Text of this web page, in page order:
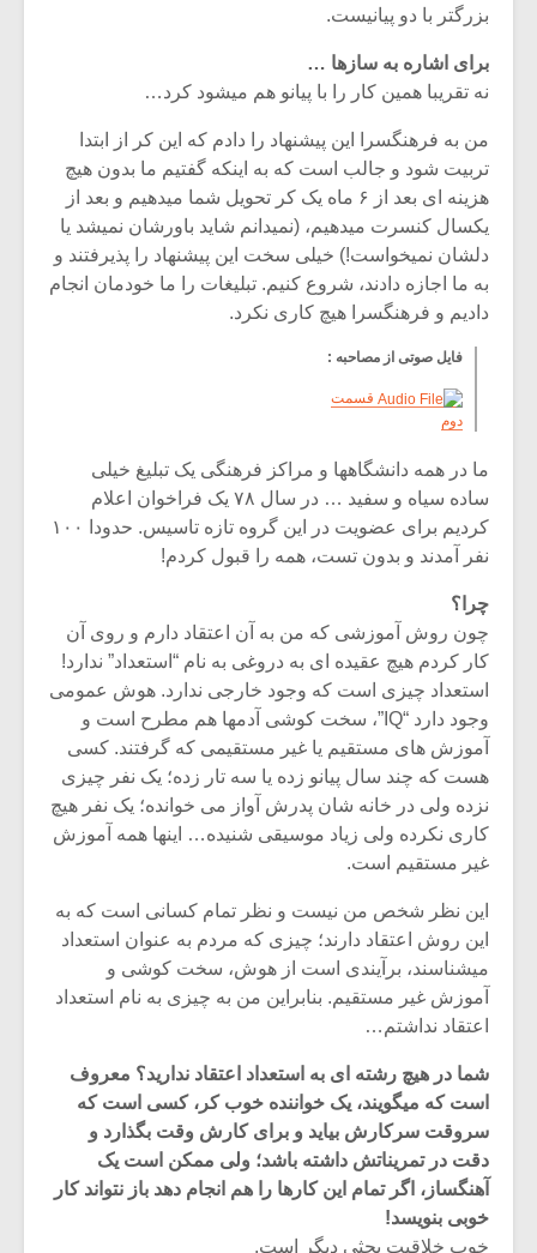
بزرگتر با دو پیانیست.
برای اشاره به سازها …
نه تقریبا همین کار را با پیانو هم میشود کرد…
من به فرهنگسرا این پیشنهاد را دادم که این کر از ابتدا
تربیت شود و جالب است که به اینکه گفتیم ما بدون هیچ
هزینه ای بعد از ۶ ماه یک کر تحویل شما میدهیم و بعد از
یکسال کنسرت میدهیم، (نمیدانم شاید باورشان نمیشد یا
دلشان نمیخواست!) خیلی سخت این پیشنهاد را پذیرفتند و
به ما اجازه دادند، شروع کنیم. تبلیغات را ما خودمان انجام
دادیم و فرهنگسرا هیچ کاری نکرد.
فایل صوتی از مصاحبه :
قسمت
دوم
ما در همه دانشگاهها و مراکز فرهنگی یک تبلیغ خیلی
ساده سیاه و سفید … در سال ۷۸ یک فراخوان اعلام
کردیم برای عضویت در این گروه تازه تاسیس. حدودا ۱۰۰
نفر آمدند و بدون تست، همه را قبول کردم!
چرا؟
چون روش آموزشی که من به آن اعتقاد دارم و روی آن
کار کردم هیچ عقیده ای به دروغی به نام “استعداد” ندارد!
استعداد چیزی است که وجود خارجی ندارد. هوش عمومی
وجود دارد “IQ”، سخت کوشی آدمها هم مطرح است و
آموزش های مستقیم یا غیر مستقیمی که گرفتند. کسی
هست که چند سال پیانو زده یا سه تار زده؛ یک نفر چیزی
نزده ولی در خانه شان پدرش آواز می خوانده؛ یک نفر هیچ
کاری نکرده ولی زیاد موسیقی شنیده… اینها همه آموزش
غیر مستقیم است.
این نظر شخص من نیست و نظر تمام کسانی است که به
این روش اعتقاد دارند؛ چیزی که مردم به عنوان استعداد
میشناسند، برآیندی است از هوش، سخت کوشی و
آموزش غیر مستقیم. بنابراین من به چیزی به نام استعداد
اعتقاد نداشتم…
شما در هیچ رشته ای به استعداد اعتقاد ندارید؟ معروف
است که میگویند، یک خواننده خوب کر، کسی است که
سروقت سرکارش بیاید و برای کارش وقت بگذارد و
دقت در تمریناتش داشته باشد؛ ولی ممکن است یک
آهنگساز، اگر تمام این کارها را هم انجام دهد باز نتواند کار
خوبی بنویسد!
خوب خلاقیت بحثی دیگر است.